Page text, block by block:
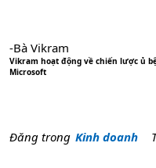
-Bà Vikram
Vikram hoạt động về chiến lược ủ
Microsoft
Đăng trong Kinh doanh